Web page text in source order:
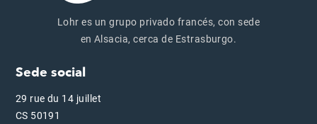
Lohr es un grupo privado francés, con sede
en Alsacia, cerca de Estrasburgo.
Sede social
29 rue du 14 juillet
CS 50191